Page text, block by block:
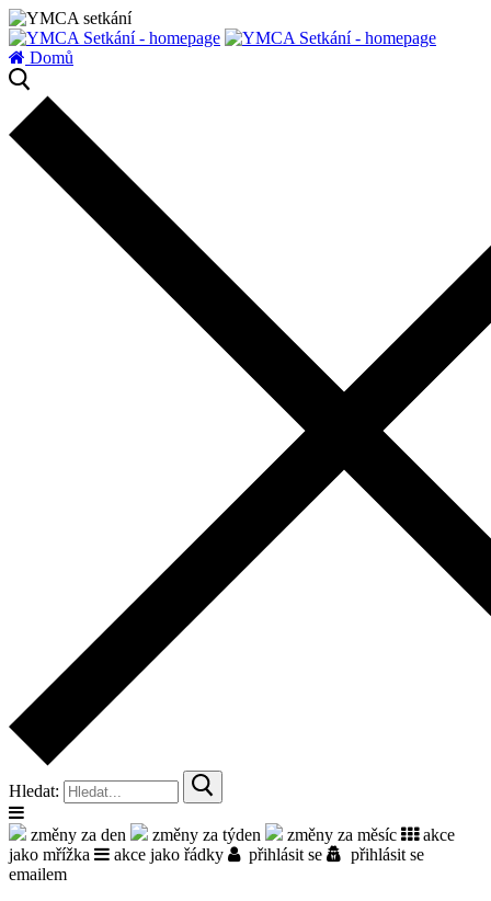
Domů
Hledat:
změny za den změny za týden změny za měsíc
akce
jako mřížka
akce jako řádky přihlásit se
přihlásit se
emailem
zatížení serveru